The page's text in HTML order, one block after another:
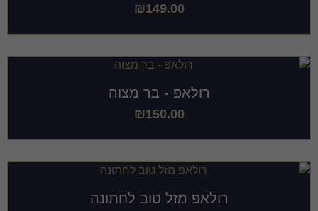
₪149.00
רולאפ - בר מצוה
₪150.00
רולאפ מזל טוב לחתונה